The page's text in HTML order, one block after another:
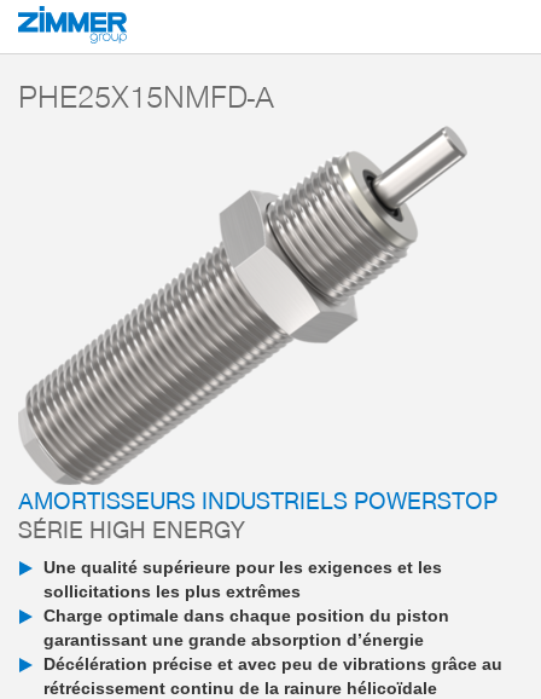
Démarrage Produits
PHE25X15NMFD-A
AMORTISSEURS INDUSTRIELS POWERSTOP
SÉRIE HIGH ENERGY
Une qualité supérieure pour les exigences et les
sollicitations les plus extrêmes
Charge optimale dans chaque position du piston
garantissant une grande absorption d’énergie
Décélération précise et avec peu de vibrations grâce au
rétrécissement continu de la rainure hélicoïdale